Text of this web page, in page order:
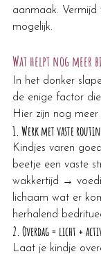
aanmaak.
mogelijk.
Wat helpt nog meer
In het donker
de enige factor
Hier zijn nog meer
1. Werk met vaste
Kindjes varen
beetje een vaste
wakkertijd →
lichaam wat er
herhalend
2. Overdag = licht +
Laat je kindje